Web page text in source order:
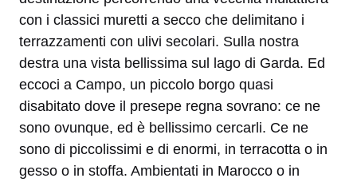
con i classici muretti a secco che delimitano i
terrazzamenti con ulivi secolari. Sulla nostra
destra una vista bellissima sul lago di Garda. Ed
eccoci a Campo, un piccolo borgo quasi
disabitato dove il presepe regna sovrano: ce ne
sono ovunque, ed è bellissimo cercarli. Ce ne
sono di piccolissimi e di enormi, in terracotta o in
gesso o in stoffa. Ambientati in Marocco o in